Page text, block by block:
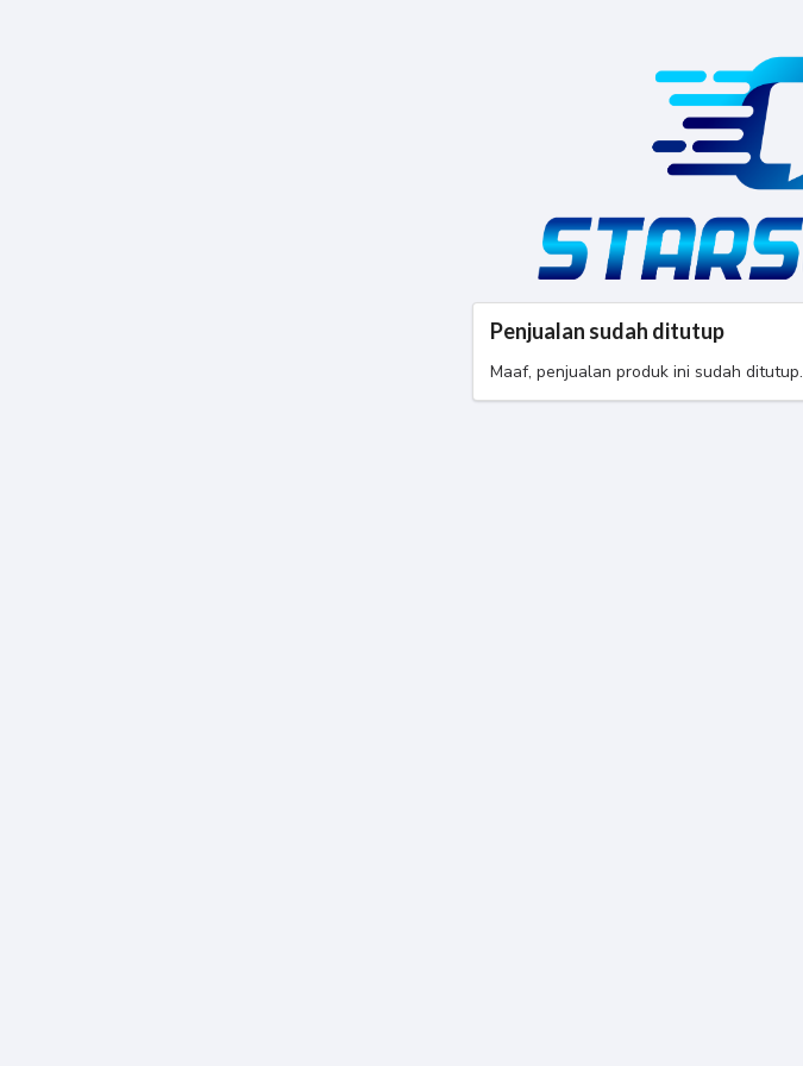
Penjualan sudah ditutup
Maaf, penjualan produk ini sudah ditutup.